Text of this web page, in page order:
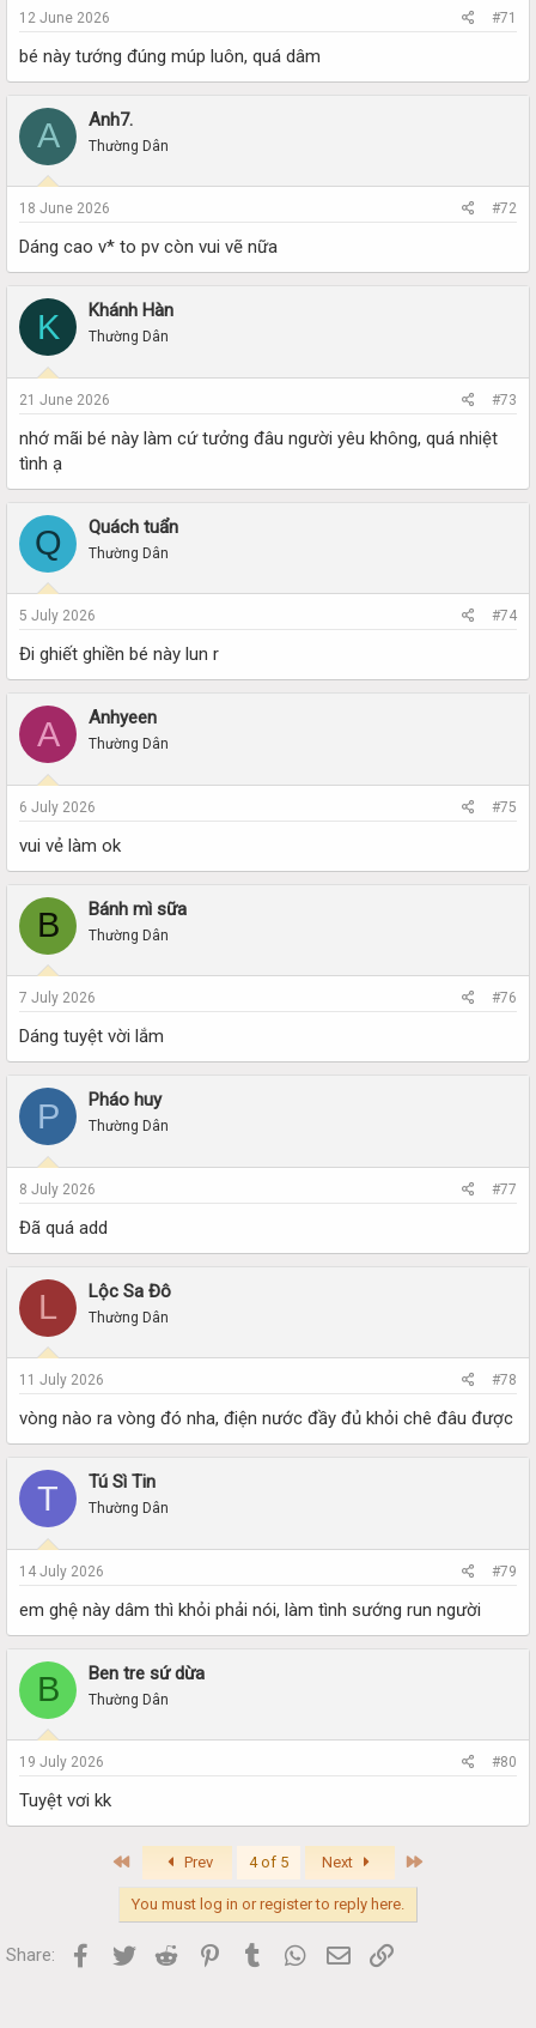
12 June 2026 #71
bé này tướng đúng múp luôn, quá dâm
A Anh7.
Thường Dân
18 June 2026 #72
Dáng cao v* to pv còn vui vẽ nữa
K Khánh Hàn
Thường Dân
21 June 2026 #73
nhớ mãi bé này làm cứ tưởng đâu người yêu không, quá nhiệt
tình ạ
Q Quách tuẩn
Thường Dân
5 July 2026 #74
Đi ghiết ghiền bé này lun r
A Anhyeen
Thường Dân
6 July 2026 #75
vui vẻ làm ok
B Bánh mì sữa
Thường Dân
7 July 2026 #76
Dáng tuyệt vời lắm
P Pháo huy
Thường Dân
8 July 2026 #77
Đã quá add
L Lộc Sa Đô
Thường Dân
11 July 2026 #78
vòng nào ra vòng đó nha, điện nước đầy đủ khỏi chê đâu được
T Tú Sì Tin
Thường Dân
14 July 2026 #79
em ghệ này dâm thì khỏi phải nói, làm tình sướng run người
B Ben tre sứ dừa
Thường Dân
19 July 2026 #80
Tuyệt vơi kk
First Prev 4 of 5 Next
You must log in or register to reply here.
Share: Facebook
Twitter Reddit PinterestTumblr WhatsApp
Email